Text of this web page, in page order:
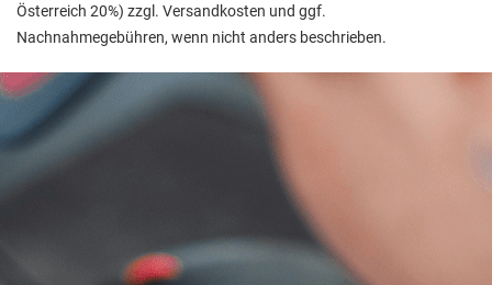
Österreich 20%) zzgl. Versandkosten und ggf.
Nachnahmegebühren, wenn nicht anders beschrieben.